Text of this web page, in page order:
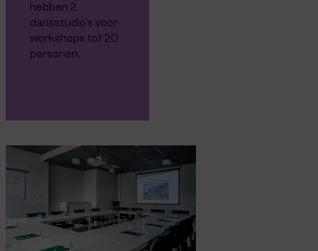
hebben 2
dansstudio’s voor
workshops tot 20
personen.